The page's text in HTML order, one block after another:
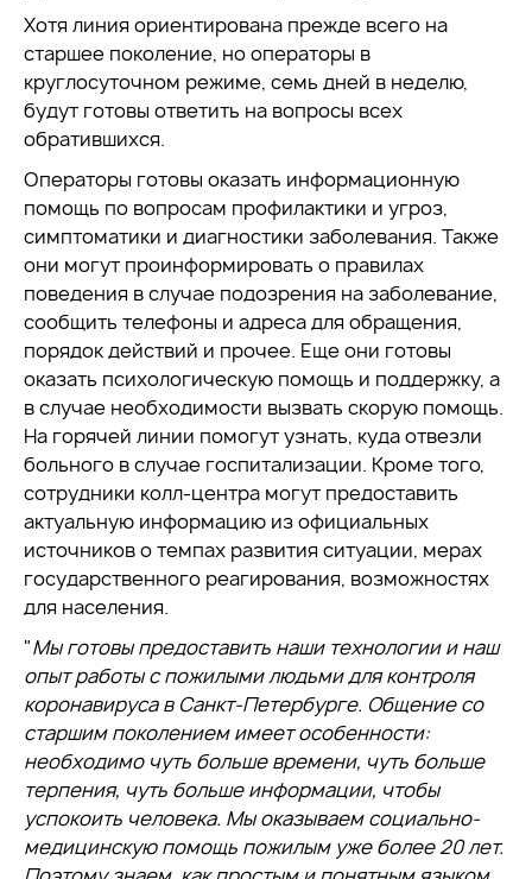
Хотя линия ориентирована прежде всего на
старшее поколение, но операторы в
круглосуточном режиме, семь дней в неделю,
будут готовы ответить на вопросы всех
обратившихся.
Операторы готовы оказать информационную
помощь по вопросам профилактики и угроз,
симптоматики и диагностики заболевания. Также
они могут проинформировать о правилах
поведения в случае подозрения на заболевание,
сообщить телефоны и адреса для обращения,
порядок действий и прочее. Еще они готовы
оказать психологическую помощь и поддержку, а
в случае необходимости вызвать скорую помощь.
На горячей линии помогут узнать, куда отвезли
больного в случае госпитализации. Кроме того,
сотрудники колл-центра могут предоставить
актуальную информацию из официальных
источников о темпах развития ситуации, мерах
государственного реагирования, возможностях
для населения.
"Мы готовы предоставить наши технологии и наш
опыт работы с пожилыми людьми для контроля
коронавируса в Санкт-Петербурге. Общение со
старшим поколением имеет особенности:
необходимо чуть больше времени, чуть больше
терпения, чуть больше информации, чтобы
успокоить человека. Мы оказываем социально-
медицинскую помощь пожилым уже более 20 лет.